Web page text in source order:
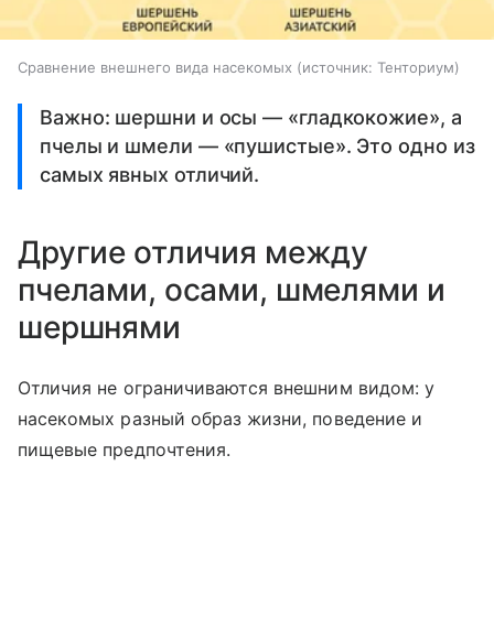
Сравнение внешнего вида насекомых источник: Тенториум
Важно: шершни и осы — «гладкокожие», а
пчелы и шмели — «пушистые». Это одно из
самых явных отличий.
Другие отличия между
пчелами, осами, шмелями и
шершнями
Отличия не ограничиваются внешним видом: у
насекомых разный образ жизни, поведение и
пищевые предпочтения.